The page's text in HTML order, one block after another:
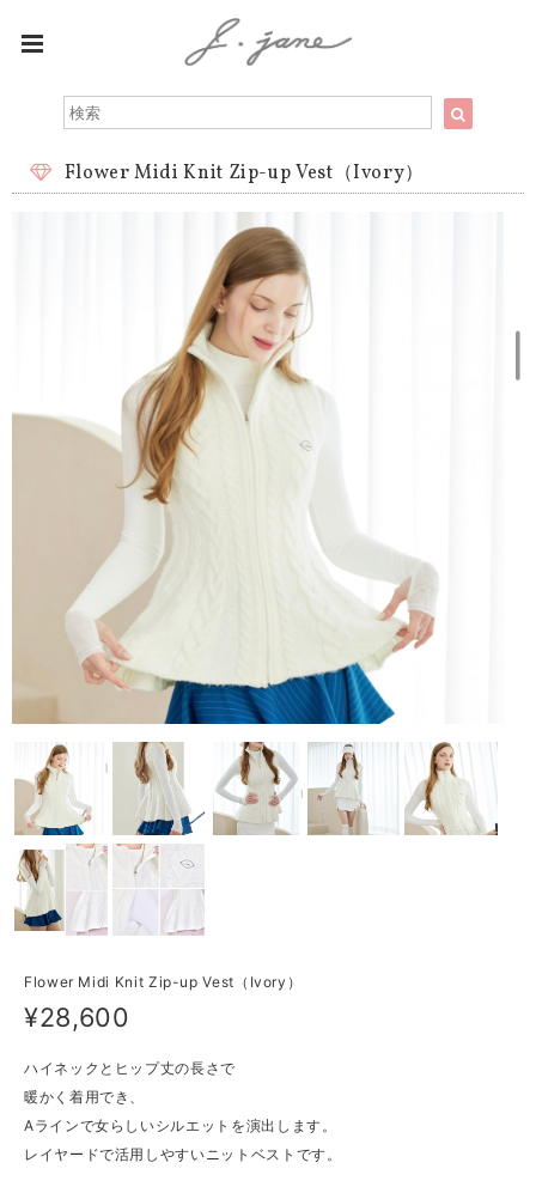
Flower Midi Knit Zip-up Vest（Ivory）
Flower Midi Knit Zip-up Vest（Ivory）
¥28,600
ハイネックとヒップ丈の長さで
暖かく着用でき、
Aラインで女らしいシルエットを演出します。
レイヤードで活用しやすいニットベストです。